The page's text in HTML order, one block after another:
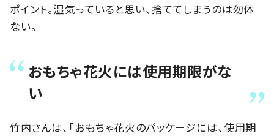
ポイント。湿気っていると思い、捨ててしまうのは勿体
ない。
おもちゃ花火には使用期限がな
い
竹内さんは、「おもちゃ花火のパッケージには、使用期